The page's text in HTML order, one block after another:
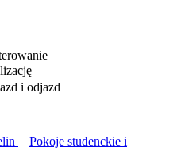
i odjazd
Pokoje studenckie i